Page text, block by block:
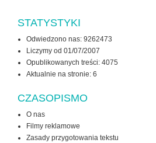
STATYSTYKI
Odwiedzono nas: 9262473
Liczymy od 01/07/2007
Opublikowanych treści: 4075
Aktualnie na stronie: 6
CZASOPISMO
O nas
Filmy reklamowe
Zasady przygotowania tekstu